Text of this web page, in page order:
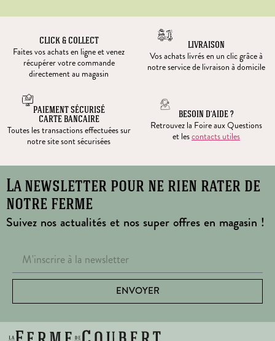
CLICK & COLLECT
Faites vos achats en ligne et venez
récupérer votre commande
directement au magasin
LIVRAISON
Vos achats livrés en un clic grâce à
notre service de livraison à domicile
PAIEMENT SÉCURISÉ
CARTE BANCAIRE
Toutes les transactions effectuées sur
notre site sont sécurisées
BESOIN D’AIDE ?
Retrouvez la Foire aux Questions
et lescontacts utiles
La newsletter pour ne rien rater de
notre ferme
Suivez nos actualités et nos super offres en magasin !
ENVOYER